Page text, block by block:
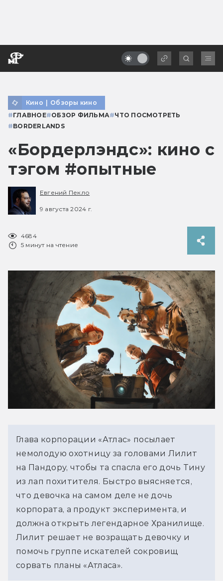
Кино | Обзоры кино
#ГЛАВНОЕ#ОБЗОР ФИЛЬМА#ЧТО ПОСМОТРЕТЬ
#BORDERLANDS
«Бордерлэндс»: кино с
тэгом #опытные
Евгений Пекло
9 августа 2024 г.
4684
5 минут на чтение
Глава корпорации «Атлас» посылает
немолодую охотницу за головами Лилит
на Пандору, чтобы та спасла его дочь Тину
из лап похитителя. Быстро выясняется,
что девочка на самом деле не дочь
корпората, а продукт эксперимента, и
должна открыть легендарное Хранилище.
Лилит решает не возращать девочку и
помочь группе искателей сокровищ
сорвать планы «Атласа».